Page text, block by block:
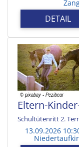
DETAIL
Eltern-
Schultütenritt 2.
13.09.2026